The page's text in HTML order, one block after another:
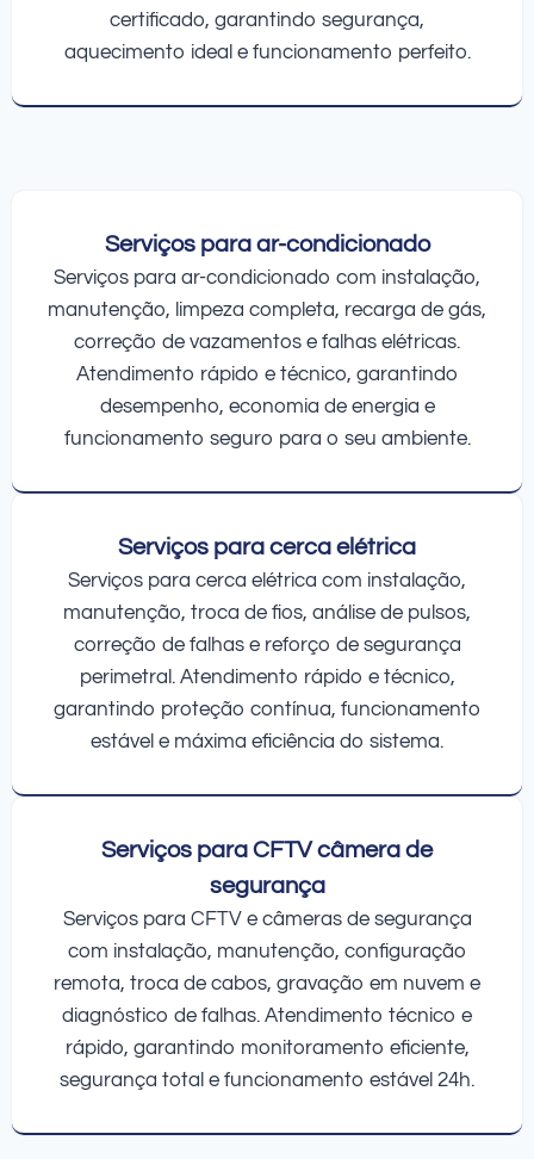
certificado, garantindo segurança,
aquecimento ideal e funcionamento perfeito.
Serviços para ar-condicionado
Serviços para ar-condicionado com instalação,
manutenção, limpeza completa, recarga de gás,
correção de vazamentos e falhas elétricas.
Atendimento rápido e técnico, garantindo
desempenho, economia de energia e
funcionamento seguro para o seu ambiente.
Serviços para cerca elétrica
Serviços para cerca elétrica com instalação,
manutenção, troca de fios, análise de pulsos,
correção de falhas e reforço de segurança
perimetral. Atendimento rápido e técnico,
garantindo proteção contínua, funcionamento
estável e máxima eficiência do sistema.
Serviços para CFTV câmera de
segurança
Serviços para CFTV e câmeras de segurança
com instalação, manutenção, configuração
remota, troca de cabos, gravação em nuvem e
diagnóstico de falhas. Atendimento técnico e
rápido, garantindo monitoramento eficiente,
segurança total e funcionamento estável 24h.